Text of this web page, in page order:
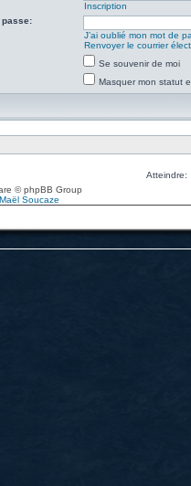
Inscription
passe:
J’ai oublié mon mot de
Renvoyer le courrier
Se souvenir de moi
Masquer mon statut
Atteindre:
© phpBB Group
Maël Soucaze